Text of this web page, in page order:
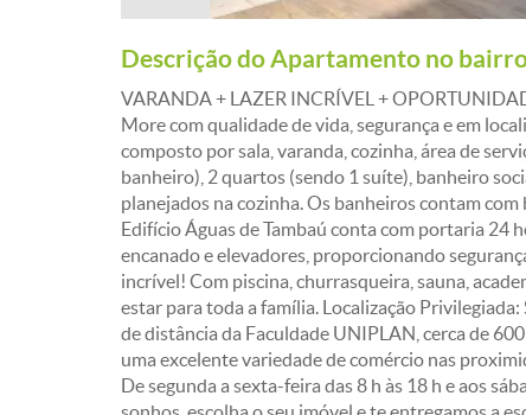
Descrição do Apartamento no
VARANDA + LAZER INCRÍVEL +
More com qualidade de vida, segurança e em
composto por sala, varanda, cozinha, área de
banheiro), 2 quartos (sendo 1 suíte), banheiro
planejados na cozinha. Os banheiros contam
Edifício Águas de Tambaú conta com portaria 24
encanado e elevadores, proporcionando
incrível! Com piscina, churrasqueira, sauna,
estar para toda a família. Localização
de distância da Faculdade UNIPLAN, cerca de
uma excelente variedade de comércio nas
De segunda a sexta-feira das 8 h às 18 h e aos